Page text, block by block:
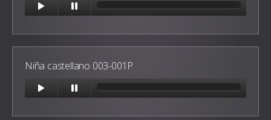
Niña castellano 003-001P